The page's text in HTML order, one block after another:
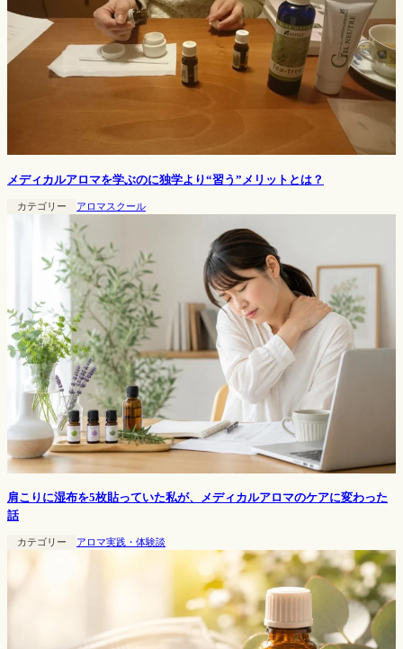
メディカルアロマを学ぶのに独学より“習う”メリットとは？
カテゴリー アロマスクール
肩こりに湿布を5枚貼っていた私が、メディカルアロマのケアに変わった
話
カテゴリー アロマ実践・体験談